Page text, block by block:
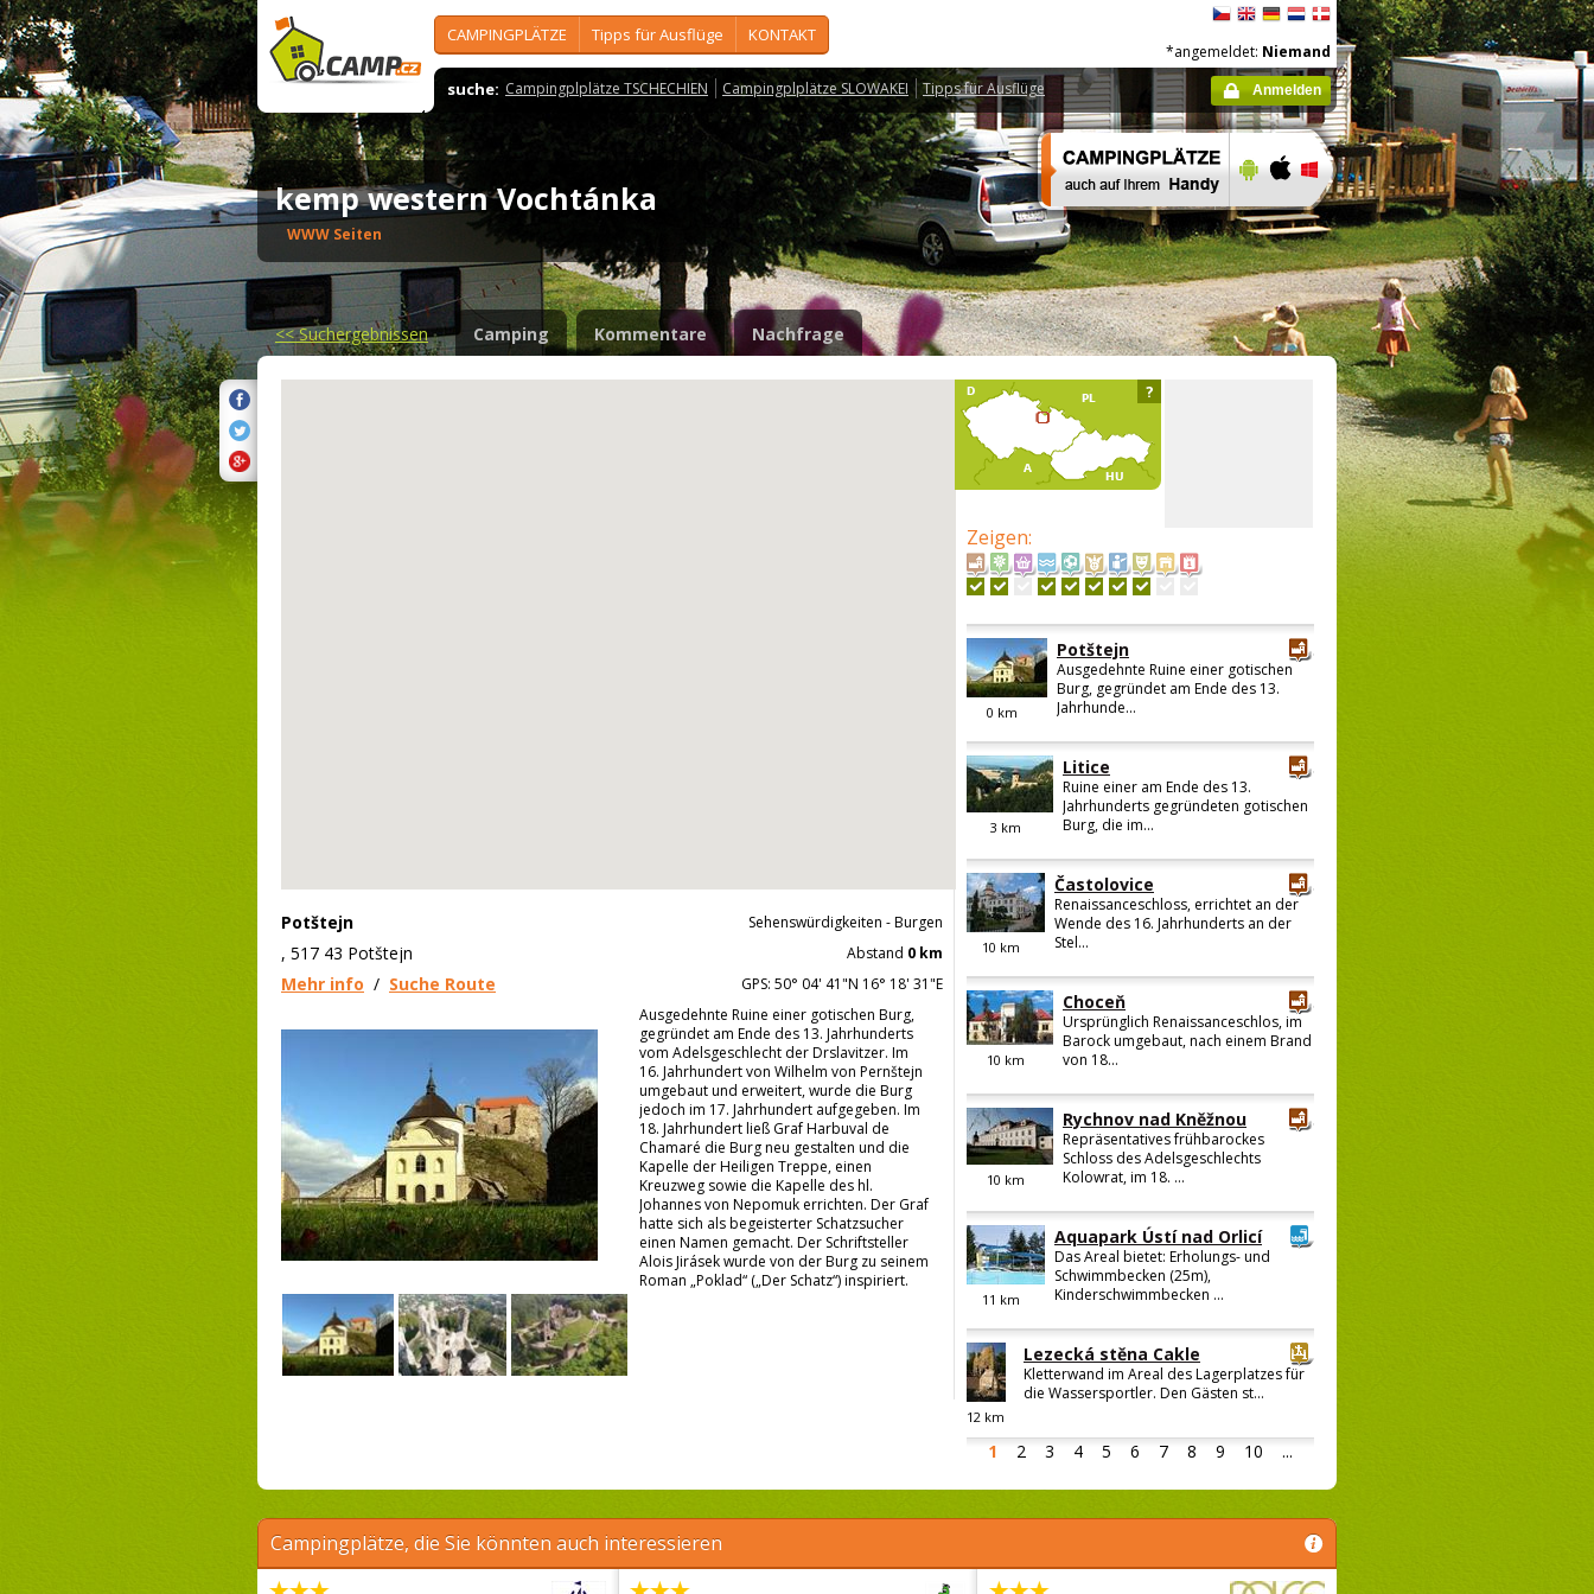
CAMPINGPLÄTZE Tipps für Ausflüge KONTAKT
suche: Campingplplätze TSCHECHIEN Campingplplätze SLOWAKEI Tipps für Ausflüge
*angemeldet: Niemand
Anmelden
kemp western Vochtánka
WWW Seiten
<<Suchergebnissen Camping Kommentare Nachfrage
?
Potštejn
, 517 43 Potštejn
Mehr info / Suche Route
Sehenswürdigkeiten - Burgen
Abstand 0 km
GPS: 50° 04' 41"N 16° 18' 31"E
Ausgedehnte Ruine einer gotischen Burg,
gegründet am Ende des 13. Jahrhunderts
vom Adelsgeschlecht der Drslavitzer. Im
16. Jahrhundert von Wilhelm von Pernštejn
umgebaut und erweitert, wurde die Burg
jedoch im 17. Jahrhundert aufgegeben. Im
18. Jahrhundert ließ Graf Harbuval de
Chamaré die Burg neu gestalten und die
Kapelle der Heiligen Treppe, einen
Kreuzweg sowie die Kapelle des hl.
Johannes von Nepomuk errichten. Der Graf
hatte sich als begeisterter Schatzsucher
einen Namen gemacht. Der Schriftsteller
Alois Jirásek wurde von der Burg zu seinem
Roman „Poklad“ („Der Schatz“) inspiriert.
Zeigen:
1 2 3 4 5 6 7 8 9 10 ...
0 km
Potštejn
Ausgedehnte Ruine einer gotischen
Burg, gegründet am Ende des 13.
Jahrhunde...
3 km
Litice
Ruine einer am Ende des 13.
Jahrhunderts gegründeten gotischen
Burg, die im...
10 km
Častolovice
Renaissanceschloss, errichtet an der
Wende des 16. Jahrhunderts an der
Stel...
10 km
Choceň
Ursprünglich Renaissanceschlos, im
Barock umgebaut, nach einem Brand
von 18...
10 km
Rychnov nad Kněžnou
Repräsentatives frühbarockes
Schloss des Adelsgeschlechts
Kolowrat, im 18. ...
11 km
Aquapark Ústí nad Orlicí
Das Areal bietet: Erholungs- und
Schwimmbecken (25m),
Kinderschwimmbecken ...
12 km
Lezecká stěna Cakle
Kletterwand im Areal des Lagerplatzes für
die Wassersportler. Den Gästen st...
Campingplätze, die Sie könnten auch interessieren